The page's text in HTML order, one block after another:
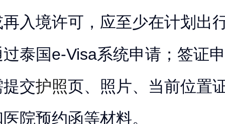
入境许可，应至少在计划出
泰国e-Visa系统申请；签证
交护照页、照片、当前位置
院预约函等材料。